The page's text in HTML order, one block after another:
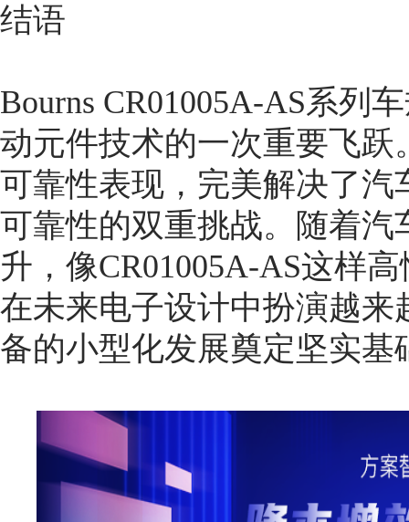
结语
Bourns CR01005A-AS系列
动元件技术的一次重要飞
可靠性表现，完美解决了
可靠性的双重挑战。随着
升，像CR01005A-AS这样
在未来电子设计中扮演越
备的小型化发展奠定坚实基